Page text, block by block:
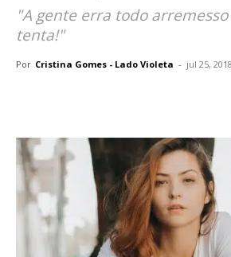
"A gente erra todo
tenta!"
Por Cristina Gomes - Lado Violeta - jul 25, 2018